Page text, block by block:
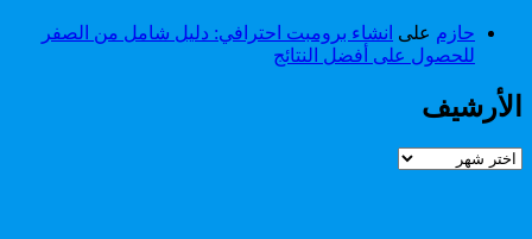
حازم على انشاء برومبت احترافي: دليل شامل من الصفر
للحصول على أفضل النتائج
الأرشيف
الأرشيف